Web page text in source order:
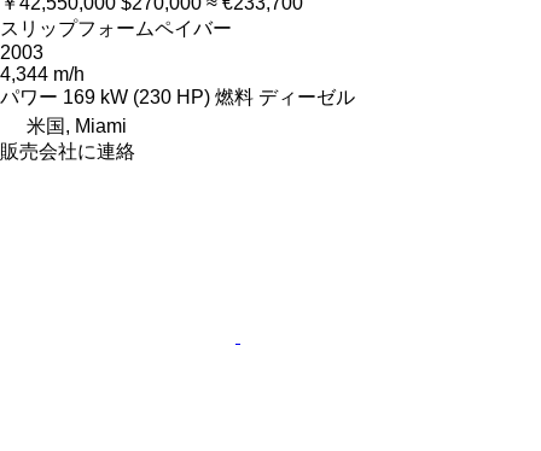
スリップフォームペイバー
2003
4,344 m/h
パワー 169 kW (230 HP) 燃料 ディーゼル
米国, Miami
販売会社に連絡